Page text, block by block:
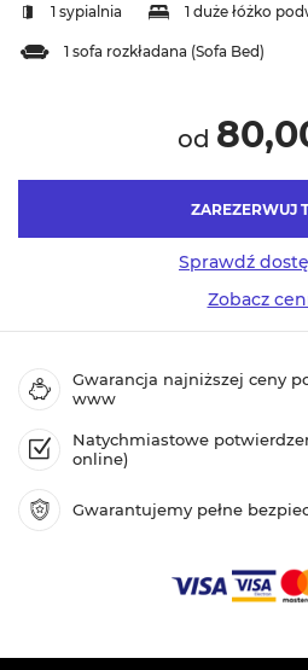
1 sypialnia 1 duże łóżko
1 sofa rozkładana (Sofa Bed)
od
ZAREZERWUJ
Sprawdź
Zobacz
Gwarancja najniższej ceny
www
Natychmiastowe
online)
Gwarantujemy pełne